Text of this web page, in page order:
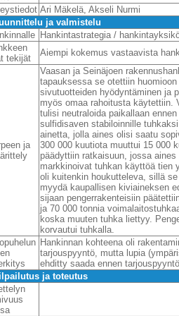
Ari Mäkelä, Akseli Nurmi
ja valmistelu
Hankintastrategia /
tekijät
Aiempi kokemus vastaavista
ja
Vaasan ja Seinäjoen
tapauksessa se otettiin
sivutuotteiden hyödyntäminen ja
myös omaa rahoitusta käytettiin.
tulisi neutraloida paikallaan
sulfidisaven stabiloinnille
ainetta, jolla aines olisi saatu
300 000 kuutiota muuttui 15 000
päädyttiin ratkaisuun, jossa
markkinoivat tuhkan käyttöä tien
oli kuitenkin houkutteleva, sillä
myydä kaupallisen kiviaineksen
sijaan pengerrakenteisiin
ja 70 000 tonnia
koska muuten tuhka liettyy.
korvautui tuhkalla.
Hankinnan kohteena oli
tarjouspyyntö, mutta lupia
ehditty saada ennen
ja toteutus